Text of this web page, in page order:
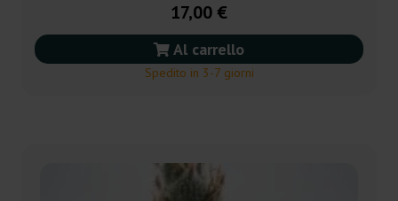
17,00 €
Al carrello
Spedito in 3-7 giorni